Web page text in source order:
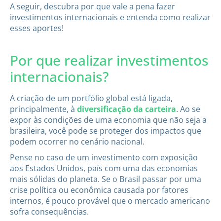
A seguir, descubra por que vale a pena fazer
investimentos internacionais e entenda como realizar
esses aportes!
Por que realizar investimentos
internacionais?
A criação de um portfólio global está ligada,
principalmente, à diversificação da carteira. Ao se
expor às condições de uma economia que não seja a
brasileira, você pode se proteger dos impactos que
podem ocorrer no cenário nacional.
Pense no caso de um investimento com exposição
aos Estados Unidos, país com uma das economias
mais sólidas do planeta. Se o Brasil passar por uma
crise política ou econômica causada por fatores
internos, é pouco provável que o mercado americano
sofra consequências.